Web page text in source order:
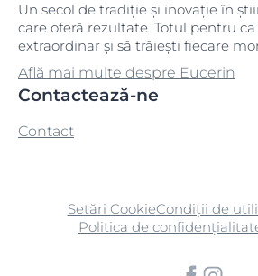
Un secol de tradiție și inovație în
care oferă rezultate. Totul pentru
extraordinar și să trăiești fiecare
Află mai multe despre Eucerin
Contactează-ne
Contact
Setări CookieCondiții de
Politica de